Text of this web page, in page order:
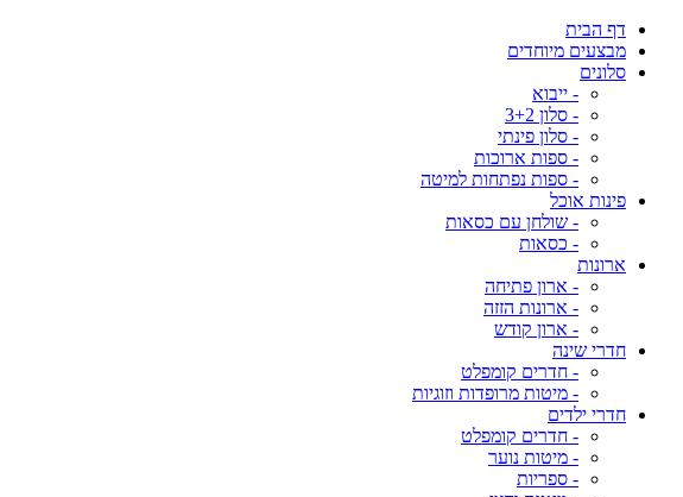
דף הבית
מבצעים מיוחדים
סלונים
- ייבוא
- סלון 3+2
- סלון פינתי
- ספות ארוכות
- ספות נפתחות למיטה
פינות אוכל
- שולחן עם כסאות
- כסאות
ארונות
- ארון פתיחה
- ארונות הזזה
- ארון קודש
חדרי שינה
- חדרים קומפלט
- מיטות מרופדות וזוגיות
חדרי ילדים
- חדרים קומפלט
- מיטות נוער
- ספריות